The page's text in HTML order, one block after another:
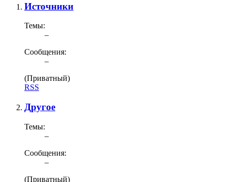
Источники
Темы:
–
Сообщения:
–
(Приватный)
RSS
Другое
Темы:
–
Сообщения:
–
(Приватный)